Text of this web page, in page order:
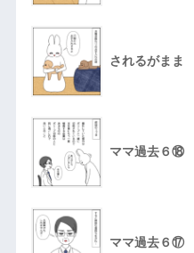
されるがまま
ママ過去６⑱
ママ過去６⑰